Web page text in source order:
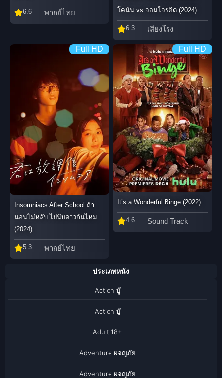
6.6 พากย์ไทย
โคนัน vs จอมโจรคิด (2024)
6.3 เสียงโรง
Full HD
Insomniacs After School ถ้า
นอนไม่หลับ ไปนับดาวกันไหม
(2024)
5.3 พากย์ไทย
Full HD
It’s a Wonderful Binge (2022)
4.6 Sound Track
ประเภทหนัง
Action บู๊
Action บู๊
Adult 18+
Adventure ผจญภัย
Adventure ผจญภัย